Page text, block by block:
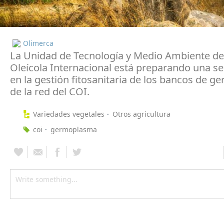
Olimerca
La Unidad de Tecnología y Medio Ambiente
Oleícola Internacional está preparando una
en la gestión fitosanitaria de los bancos de
de la red del COI.
Variedades vegetales
Otros agricultura
coi
germoplasma